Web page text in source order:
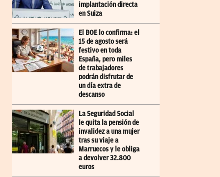
implantación directa
en Suiza
El BOE lo confirma: el
15 de agosto será
festivo en toda
España, pero miles
de trabajadores
podrán disfrutar de
un día extra de
descanso
La Seguridad Social
le quita la pensión de
invalidez a una mujer
tras su viaje a
Marruecos y le obliga
a devolver 32.800
euros